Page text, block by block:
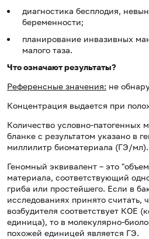
диагностика бесплодия,
беременности;
планирование инвазивных
малого таза.
Что означают результаты?
Референсные значения: не
Концентрация выдается при
Количество условно-патогенных
бланке с результатом указано в
миллилитр биоматериала (ГЭ/мл).
Геномный эквивалент – это
материала, соответствующий
гриба или простейшего. Если в
исследованиях принято считать,
возбудителя соответствует КОЕ
единица), то в молекулярно-
похожей единицей является ГЭ.